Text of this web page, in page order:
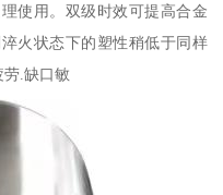
使用。双级时效可提高合金
火状态下的塑性稍低于同样
劳.缺口敏